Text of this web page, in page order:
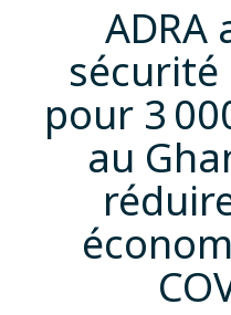
ADRA
sécurité
pour 3
au